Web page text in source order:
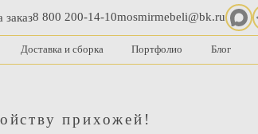
заказ8 800 200-14-10mosmirmebeli@bk.ru
Доставка и сборка Портфолио Блог
прихожей!